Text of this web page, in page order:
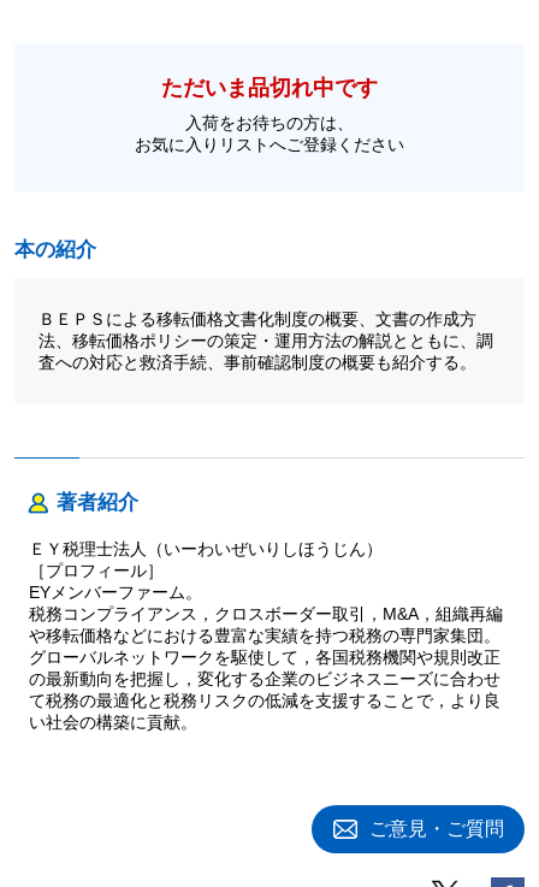
ただいま品切れ中です
入荷をお待ちの方は、
お気に入りリストへご登録ください
本の紹介
ＢＥＰＳによる移転価格文書化制度の概要、文書の作成方
法、移転価格ポリシーの策定・運用方法の解説とともに、調
査への対応と救済手続、事前確認制度の概要も紹介する。
著者紹介
ＥＹ税理士法人（いーわいぜいりしほうじん）
［プロフィール］
EYメンバーファーム。
税務コンプライアンス，クロスボーダー取引，M&A，組織再編
や移転価格などにおける豊富な実績を持つ税務の専門家集団。
グローバルネットワークを駆使して，各国税務機関や規則改正
の最新動向を把握し，変化する企業のビジネスニーズに合わせ
て税務の最適化と税務リスクの低減を支援することで，より良
い社会の構築に貢献。
ご意見・ご質問